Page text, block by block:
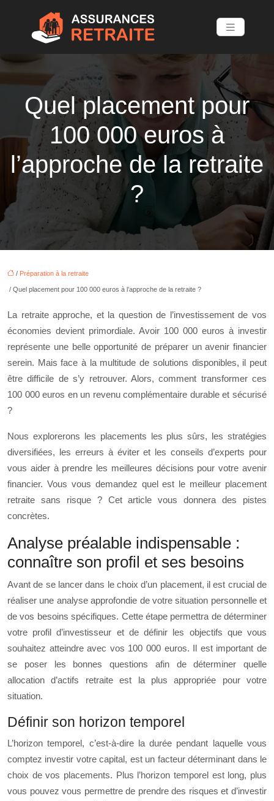
Quel placement pour
100 000 euros à
l’approche de la retraite
?
/ Préparation à la retraite
/ Quel placement pour 100 000 euros à l’approche de la retraite ?
La retraite approche, et la question de l’investissement de vos
économies devient primordiale. Avoir 100 000 euros à investir
représente une belle opportunité de préparer un avenir financier
serein. Mais face à la multitude de solutions disponibles, il peut
être difficile de s’y retrouver. Alors, comment transformer ces
100 000 euros en un revenu complémentaire durable et sécurisé
?
Nous explorerons les placements les plus sûrs, les stratégies
diversifiées, les erreurs à éviter et les conseils d’experts pour
vous aider à prendre les meilleures décisions pour votre avenir
financier. Vous vous demandez quel est le meilleur placement
retraite sans risque ? Cet article vous donnera des pistes
concrètes.
Analyse préalable indispensable :
connaître son profil et ses besoins
Avant de se lancer dans le choix d’un placement, il est crucial de
réaliser une analyse approfondie de votre situation personnelle et
de vos besoins spécifiques. Cette étape permettra de déterminer
votre profil d’investisseur et de définir les objectifs que vous
souhaitez atteindre avec vos 100 000 euros. Il est important de
se poser les bonnes questions afin de déterminer quelle
allocation d’actifs retraite est la plus appropriée pour votre
situation.
Définir son horizon temporel
L’horizon temporel, c’est-à-dire la durée pendant laquelle vous
comptez investir votre capital, est un facteur déterminant dans le
choix de vos placements. Plus l’horizon temporel est long, plus
vous pouvez vous permettre de prendre des risques et d’investir